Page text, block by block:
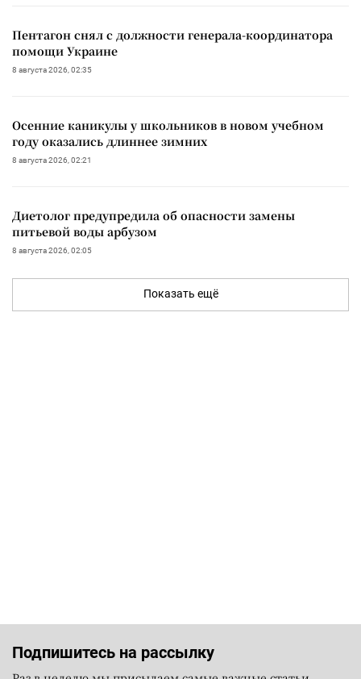
Пентагон снял с должности генерала-координатора
помощи Украине
8 августа 2026, 02:35
Осенние каникулы у школьников в новом учебном
году оказались длиннее зимних
8 августа 2026, 02:21
Диетолог предупредила об опасности замены
питьевой воды арбузом
8 августа 2026, 02:05
Показать ещё
Подпишитесь на рассылку